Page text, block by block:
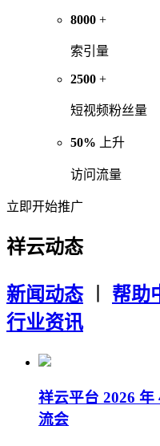
8000 +
索引量
2500 +
短视频粉丝量
50% 上升
访问流量
立即开始推广
祥云动态
新闻动态︱ 帮助
行业资讯
祥云平台 2026
流会